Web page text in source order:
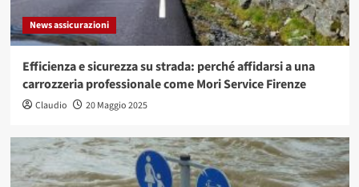
News assicurazioni
Efficienza e sicurezza su strada: perché affidarsi a una
carrozzeria professionale come Mori Service Firenze
Claudio 20 Maggio 2025